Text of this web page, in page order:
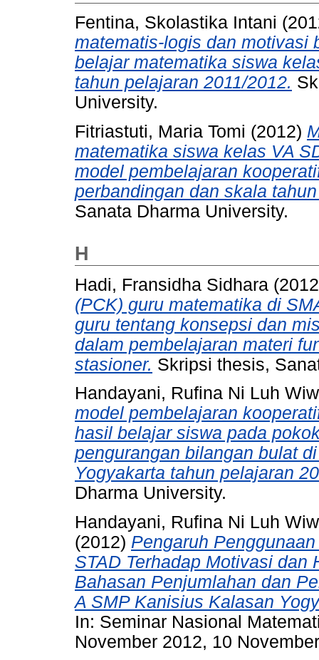
Fentina, Skolastika Intani
matematis-logis dan motivasi
belajar matematika siswa
tahun pelajaran 2011/2012.
University.
Fitriastuti, Maria Tomi (2012)
matematika siswa kelas VA
model pembelajaran
perbandingan dan skala
Sanata Dharma University.
H
Hadi, Fransidha Sidhara
(PCK) guru matematika di
guru tentang konsepsi dan
dalam pembelajaran materi
stasioner. Skripsi thesis,
Handayani, Rufina Ni Luh
model pembelajaran
hasil belajar siswa pada
pengurangan bilangan bulat
Yogyakarta tahun pelajaran
Dharma University.
Handayani, Rufina Ni Luh
(2012) Pengaruh
STAD Terhadap Motivasi
Bahasan Penjumlahan dan
A SMP Kanisius Kalasan
In: Seminar Nasional
November 2012, 10